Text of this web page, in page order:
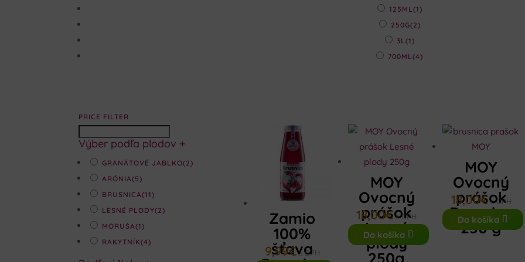
125ML (1)
250G(2)
3L (1)
700ML (4)
PRICE FILTER
Výber podľa plodov +
GRANÁTOVÉ JABLKO(2)
ARÓNIA(5)
BRUSNICA(11)
LESNÉ PLODY(2)
MORUŠA(1)
RAKYTNÍK(4)
Zamio
100%
šťava
9,99€s DPH
MOY
Ovocný
prášok
Lesné
plody
18,00€s DPH
Do košíka
MOY
Ovocný
prášok
Brusnica
250 g
18,00€s DPH
Do košíka